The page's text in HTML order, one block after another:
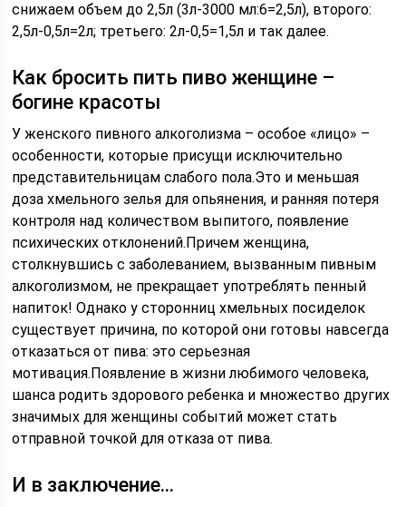
снижаем объем до 2,5л (3л-3000 мл:6=2,5л), второго:
2,5л-0,5л=2л; третьего: 2л-0,5=1,5л и так далее.
Как бросить пить пиво женщине –
богине красоты
У женского пивного алкоголизма – особое «лицо» –
особенности, которые присущи исключительно
представительницам слабого пола.Это и меньшая
доза хмельного зелья для опьянения, и ранняя потеря
контроля над количеством выпитого, появление
психических отклонений.Причем женщина,
столкнувшись с заболеванием, вызванным пивным
алкоголизмом, не прекращает употреблять пенный
напиток! Однако у сторонниц хмельных посиделок
существует причина, по которой они готовы навсегда
отказаться от пива: это серьезная
мотивация.Появление в жизни любимого человека,
шанса родить здорового ребенка и множество других
значимых для женщины событий может стать
отправной точкой для отказа от пива.
И в заключение…